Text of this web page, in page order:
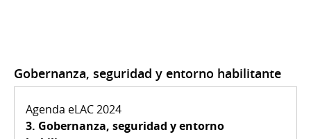
Gobernanza, seguridad y entorno habilitante
3. Gobernanza, seguridad y entorno